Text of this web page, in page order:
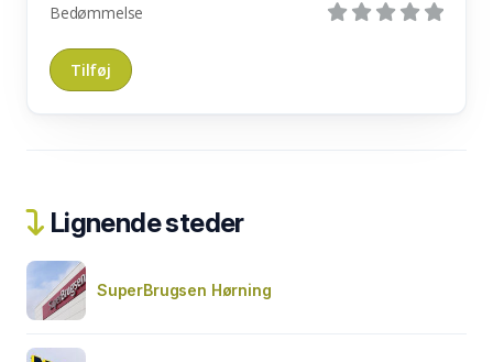
Bedømmelse
Lignende steder
SuperBrugsen Hørning